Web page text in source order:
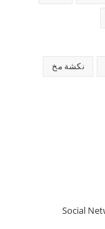
نكشة مخ